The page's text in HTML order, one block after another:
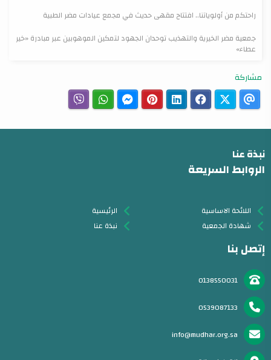
راحتكم من أولوياتنا.. افتتاح مقهى حديث في مجمع عيادات مضر الطبية
جمعية مضر الخيرية والتهذيب توحدان الجهود لتمكين الموهوبين عبر مبادرة «خير
عطاء»
مشاركة
نبذة عنا
الروابط السريعة
اللائحة الاساسية
شهادة الجمعية
الرئيسية
نبذة عنا
إتصل بنا
0138550031
0539087133
info@mudhar.org.sa